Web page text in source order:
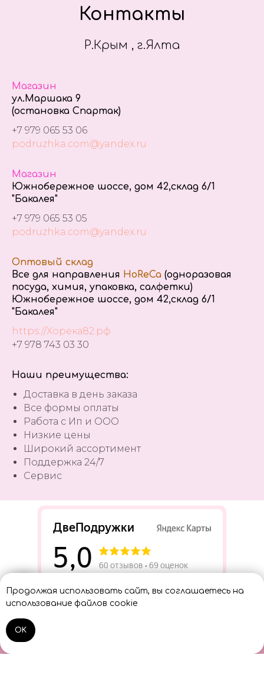
Home
Контакты
Р.Крым , г.Ялта
Магазин
ул.Маршака 9
(остановка Спартак)
+7 979 065 53 06
podruzhka.com@yandex.ru
Магазин
Южнобережное шоссе, дом 42,склад 6/1
"Бакалея"
+7 979 065 53 05
podruzhka.com@yandex.ru
Оптовый склад
Все для направления HoReCa (одноразовая
посуда, химия, упаковка, салфетки)
Южнобережное шоссе, дом 42,склад 6/1
"Бакалея"
https://Хорека82.рф
+7 978 743 03 30
Наши преимущества:
Доставка в день заказа
Все формы оплаты
Работа с Ип и ООО
Низкие цены
Широкий ассортимент
Поддержка 24/7
Сервис
Продолжая использовать сайт, вы соглашаетесь на
использование файлов cookie
OK
Разработать сайт
Консультант